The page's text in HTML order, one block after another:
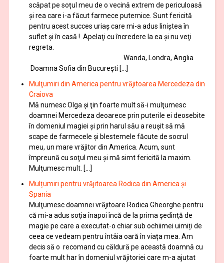
scăpat pe soțul meu de o vecină extrem de periculoasă
și rea care i-a făcut farmece puternice. Sunt fericită
pentru acest succes uriaș care mi-a adus liniștea în
suflet și în casă ! Apelaţi cu încredere la ea şi nu veţi
regreta.
Wanda, Londra, Anglia
Doamna Sofia din București […]
Mulţumiri din America pentru vrăjitoarea Mercedeza din
Craiova
Mă numesc Olga şi ţin foarte mult să-i mulţumesc
doamnei Mercedeza deoarece prin puterile ei deosebite
în domeniul magiei şi prin harul său a reuşit să mă
scape de farmecele şi blestemele făcute de socrul
meu, un mare vrăjitor din America. Acum, sunt
împreună cu soţul meu şi mă simt fericită la maxim.
Mulţumesc mult. […]
Mulțumiri pentru vrăjitoarea Rodica din America și
Spania
Mulţumesc doamnei vrăjitoare Rodica Gheorghe pentru
că mi-a adus soţia înapoi încă de la prima şedinţă de
magie pe care a executat-o chiar sub ochiimei uimiți de
ceea ce vedeam pentru întâia oară în viața mea. Am
decis să o recomand cu căldură pe această doamnă cu
foarte mult har în domeniul vrăjitoriei care m-a ajutat